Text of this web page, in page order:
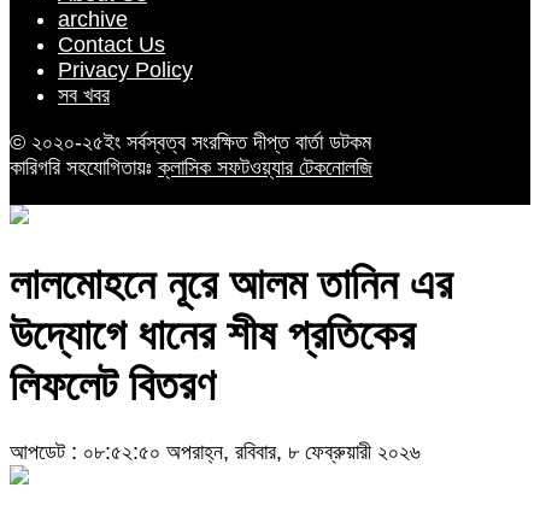
archive
Contact Us
Privacy Policy
সব খবর
© ২০২০-২৫ইং সর্বস্বত্ব সংরক্ষিত দীপ্ত বার্তা ডটকম
কারিগরি সহযোগিতায়ঃক্লাসিক সফটওয়্যার টেকনোলজি
লালমোহনে নূরে আলম তানিন এর
উদ্যোগে ধানের শীষ প্রতিকের
লিফলেট বিতরণ
আপডেট : ০৮:৫২:৫০ অপরাহ্ন, রবিবার, ৮ ফেব্রুয়ারী ২০২৬